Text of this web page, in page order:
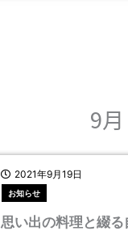
9
2021年9月19日
お知らせ
思い出の料理と綴